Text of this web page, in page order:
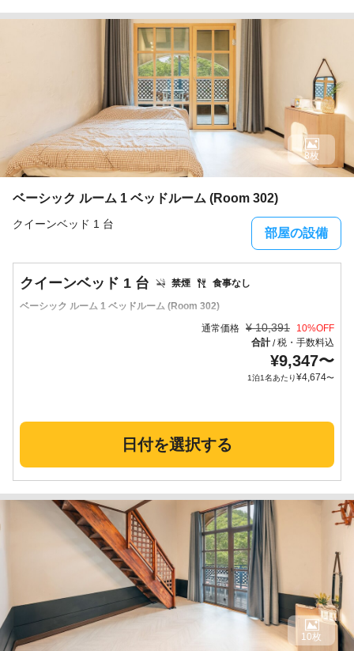
ベーシック ルーム 1 ベッドルーム (Room 302)
クイーンベッド 1 台
部屋の設備
8枚
ベーシック ルーム 1 ベッドルーム (Room 302)
禁煙 食事なし
クイーンベッド 1 台
通常価格 ¥ 10,391 10%OFF
合計/税・手数料込
¥9,347〜
1泊1名あたり¥4,674〜
日付を選択する
10枚